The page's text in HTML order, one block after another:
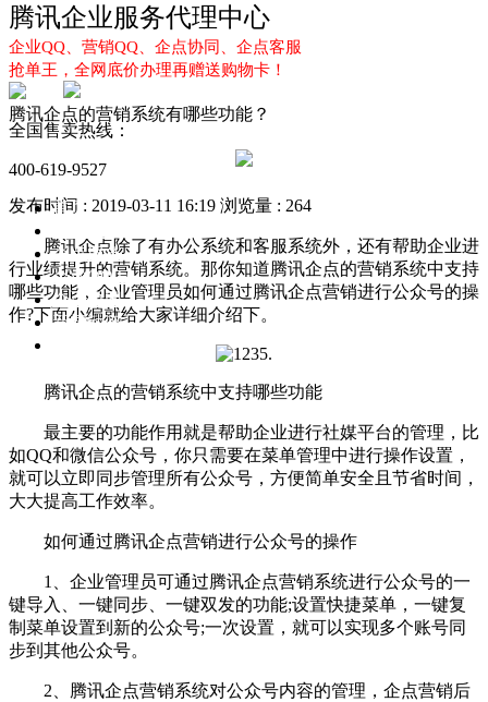
腾讯企业服务代理中心
企业QQ、营销QQ、企点协同、企点客服
抢单王，全网底价办理再赠送购物卡！
全国售卖热线：
400-619-9527
首页
企点服务
企业QQ2.0
企点协同
新闻动态
腾讯企点的营销系统有哪些功能？
发布时间 : 2019-03-11 16:19 浏览量 : 264
腾讯企点除了有办公系统和客服系统外，还有帮助企业进
行业绩提升的营销系统。那你知道腾讯企点的营销系统中支持
哪些功能，企业管理员如何通过腾讯企点营销进行公众号的操
作?下面小编就给大家详细介绍下。
腾讯企点的营销系统中支持哪些功能
最主要的功能作用就是帮助企业进行社媒平台的管理，比
如QQ和微信公众号，你只需要在菜单管理中进行操作设置，
就可以立即同步管理所有公众号，方便简单安全且节省时间，
大大提高工作效率。
如何通过腾讯企点营销进行公众号的操作
1、企业管理员可通过腾讯企点营销系统进行公众号的一
键导入、一键同步、一键双发的功能;设置快捷菜单，一键复
制菜单设置到新的公众号;一次设置，就可以实现多个账号同
步到其他公众号。
2、腾讯企点营销系统对公众号内容的管理，企点营销后